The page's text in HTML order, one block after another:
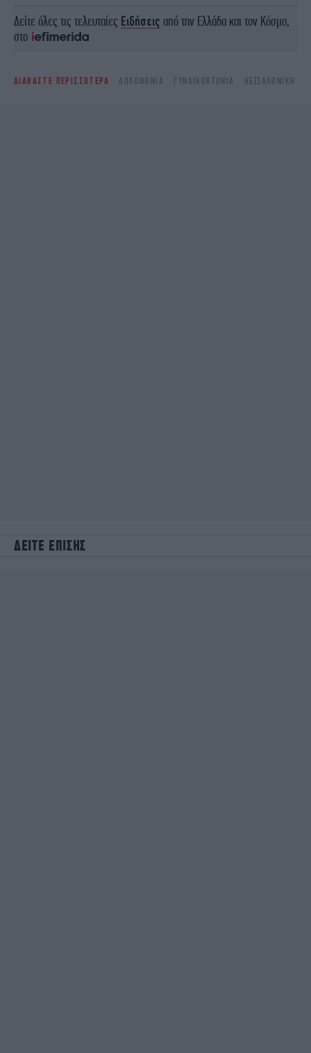
Δείτε όλες τις τελευταίες Ειδήσεις από την Ελλάδα και τον Κόσμο,
στο
ΔΙΑΒΑΣΤΕ ΠΕΡΙΣΣΟΤΕΡΑ ΔΟΛΟΦΟΝΊΑ ΓΥΝΑΙΚΟΚΤΟΝΙΑ ΘΕΣΣΑΛΟΝΊΚΗ
ΔΕΙΤΕ ΕΠΙΣΗΣ